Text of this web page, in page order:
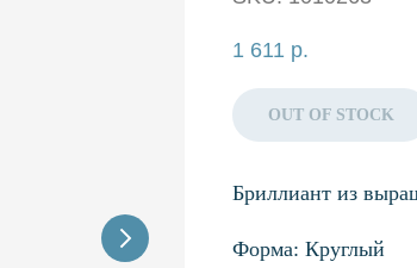
1 611 р.
OUT OF STOCK
Бриллиант из
Форма: Круглый